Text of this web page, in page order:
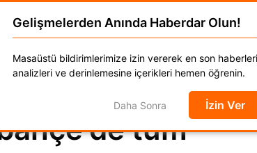
DÜNYA EKONOMİ SPOR
Kadın Moda Otomobil Yaşam
tüm
Gelişmelerden Anında Haberdar Olun!
Masaüstü bildirimlerimize izin vererek en son
analizleri ve derinlemesine içerikleri hemen öğrenin.
Daha Sonra İzin Ver